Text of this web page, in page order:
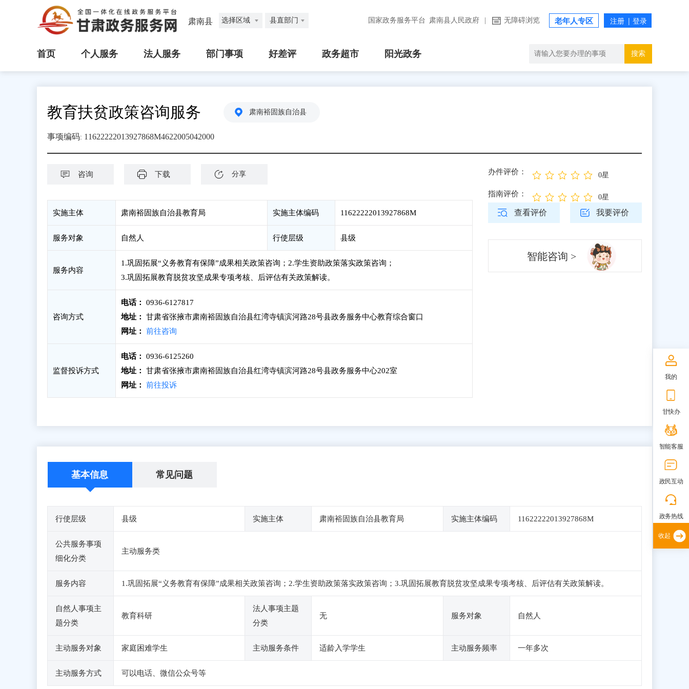
肃南县 选择区域 县直部门 国家政务服务平台 肃南县人民政府 无障碍浏览 老年人专区
首页 个人服务 法人服务 部门事项 好差评 政务超市 阳光政务 搜索
教育扶贫政策咨询服务 肃南裕固族自治县
事项编码: 11622222013927868M4622005042000
咨询 下载 分享
实施主体 肃南裕固族自治县教育局 实施主体编码 11622222013927868M
服务对象 自然人 行使层级 县级
服务内容
1.巩固拓展“义务教育有保障”成果相关政策咨询；2.学生资助政策落实政策咨询；
3.巩固拓展教育脱贫攻坚成果专项考核、后评估有关政策解读。
咨询方式
电话：
0936-6127817
地址：
甘肃省张掖市肃南裕固族自治县红湾寺镇滨河路28号县政务服务中心教育综合窗口
网址：
前往咨询
监督投诉方式
电话：
0936-6125260
地址：
甘肃省张掖市肃南裕固族自治县红湾寺镇滨河路28号县政务服务中心202室
网址：
前往投诉
办件评价： 0星
指南评价： 0星
查看评价 我要评价
智能咨询 >
基本信息 常见问题
行使层级 县级 实施主体 肃南裕固族自治县教育局 实施主体编码 11622222013927868M
公共服务事项
细化分类
主动服务类
服务内容 1.巩固拓展“义务教育有保障”成果相关政策咨询；2.学生资助政策落实政策咨询；3.巩固拓展教育脱贫攻坚成果专项考核、后评估有关政策解读。
自然人事项主
题分类
教育科研
法人事项主题
分类
无 服务对象 自然人
主动服务对象 家庭困难学生 主动服务条件 适龄入学学生 主动服务频率 一年多次
主动服务方式 可以电话、微信公众号等
我的
甘快办
智能客服
政民互动
政务热线
收起